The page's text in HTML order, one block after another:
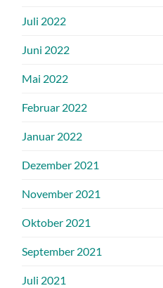
Juli 2022
Juni 2022
Mai 2022
Februar 2022
Januar 2022
Dezember 2021
November 2021
Oktober 2021
September 2021
Juli 2021